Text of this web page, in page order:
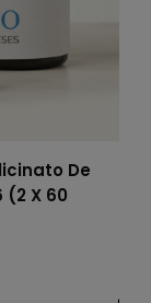
De
(2 X 60